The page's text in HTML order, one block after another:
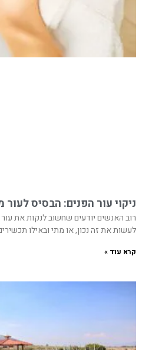
ניקוי עור הפנים: הבסיס לעור
רוב האנשים יודעים שחשוב לנקות את
לעשות את זה נכון, או מתי ובאילו
קרא עוד »